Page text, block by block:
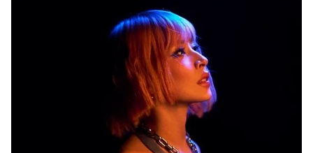
Đài Truyền hình Việt Nam